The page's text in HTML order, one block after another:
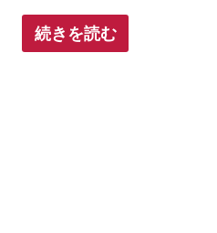
続きを読む